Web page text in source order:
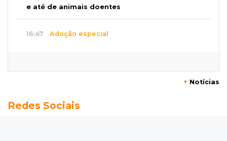
e até de animais doentes
16:47 Adoção especial
Cágado surge na Ernesto Geisel e motorista
+ Notícias
Redes Sociais